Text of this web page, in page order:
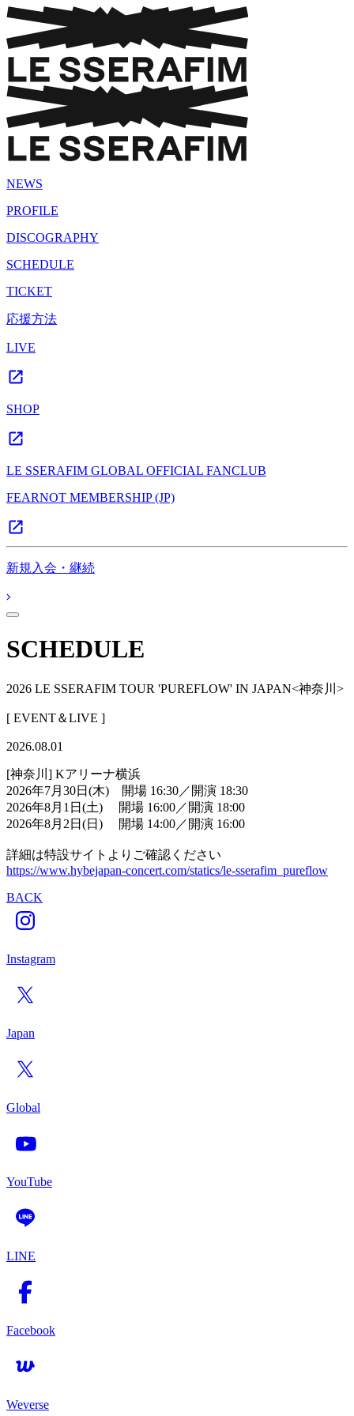
NEWS
PROFILE
DISCOGRAPHY
SCHEDULE
TICKET
応援方法
LIVE
SHOP
LE SSERAFIM GLOBAL OFFICIAL FANCLUB
FEARNOT MEMBERSHIP (JP)
新規入会・継続
SCHEDULE
2026 LE SSERAFIM TOUR 'PUREFLOW' IN JAPAN<神奈川>
[ EVENT＆LIVE ]
2026.08.01
[神奈川] Kアリーナ横浜
2026年7月30日(木) 開場 16:30／開演 18:30
2026年8月1日(土) 開場 16:00／開演 18:00
2026年8月2日(日) 開場 14:00／開演 16:00
詳細は特設サイトよりご確認ください
https://www.hybejapan-concert.com/statics/le-sserafim_pureflow
BACK
Instagram
Japan
Global
YouTube
LINE
Facebook
Weverse